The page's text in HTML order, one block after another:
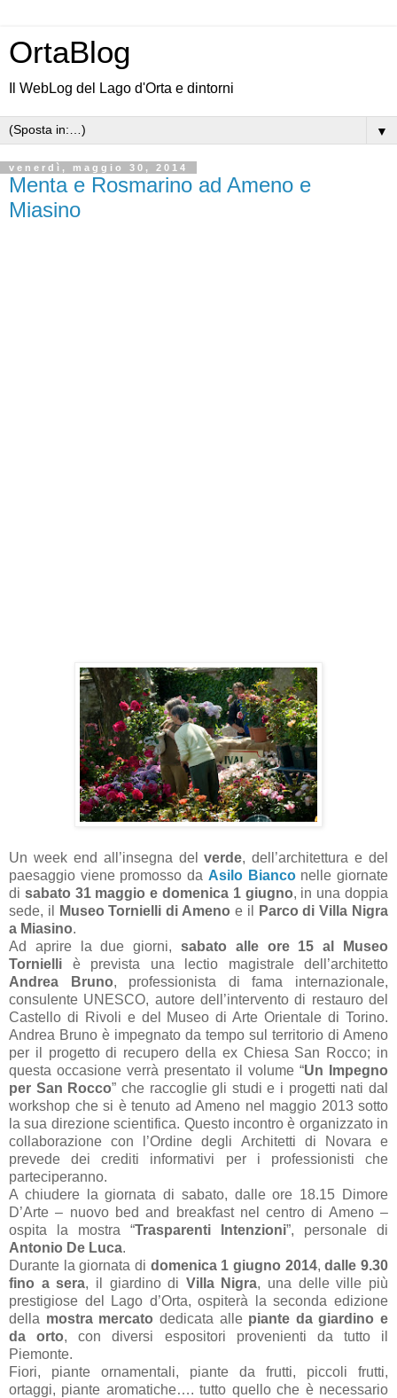
OrtaBlog
Il WebLog del Lago d'Orta e dintorni
▼
venerdì, maggio 30, 2014
Menta e Rosmarino ad Ameno e
Miasino
Un week end all’insegna delverde, dell’architettura e del
paesaggio viene promosso da Asilo Bianconelle giornate
di sabato 31 maggio e domenica 1 giugno, in una doppia
sede, il
Museo Tornielli di Ameno e il
Parco di Villa Nigra
a Miasino.
Ad aprire la due giorni, sabato alle ore 15 al Museo
Tornielli è prevista una lectio magistrale dell’architetto
Andrea Bruno, professionista di fama internazionale,
consulente UNESCO, autore dell’intervento di restauro del
Castello di Rivoli e del Museo di Arte Orientale di Torino.
Andrea Bruno è impegnato da tempo sul territorio di Ameno
per il progetto di recupero della ex Chiesa San Rocco; in
questa occasione verrà presentato il volume “Un Impegno
per San Rocco” che raccoglie gli studi e i progetti nati dal
workshop che si è tenuto ad Ameno nel maggio 2013 sotto
la sua direzione scientifica. Questo incontro è organizzato in
collaborazione con l’Ordine degli Architetti di Novara e
prevede dei crediti informativi per i professionisti che
parteciperanno.
A chiudere la giornata di sabato, dalle ore 18.15 Dimore
D’Arte – nuovo bed and breakfast nel centro di Ameno –
ospita la mostra “Trasparenti Intenzioni”, personale di
Antonio De Luca.
Durante la giornata di domenica 1 giugno 2014,dalle 9.30
fino a sera, il giardino di Villa Nigra, una delle ville più
prestigiose del Lago d’Orta, ospiterà la seconda edizione
della mostra mercato dedicata alle piante da giardino e
da orto, con diversi espositori provenienti da tutto il
Piemonte.
Fiori, piante ornamentali, piante da frutti, piccoli frutti,
ortaggi, piante aromatiche…. tutto quello che è necessario